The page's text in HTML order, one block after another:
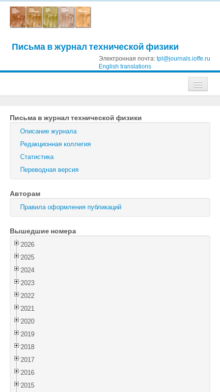
Письма в журнал технической физики
Электронная почта: tpl@journals.ioffe.ru
English translations
Журнал технической физики
Письма в Журнал технической физики
Физика твердого тела
Физика и техника полупроводников
Оптика и спектроскопия
Поиск
Войти
Письма в журнал технической физики
Описание журнала
Редакционная коллегия
Статистика
Переводная версия
Авторам
Правила оформления публикаций
Вышедшие номера
2026
2025
2024
2023
2022
2021
2020
2019
2018
2017
2016
2015